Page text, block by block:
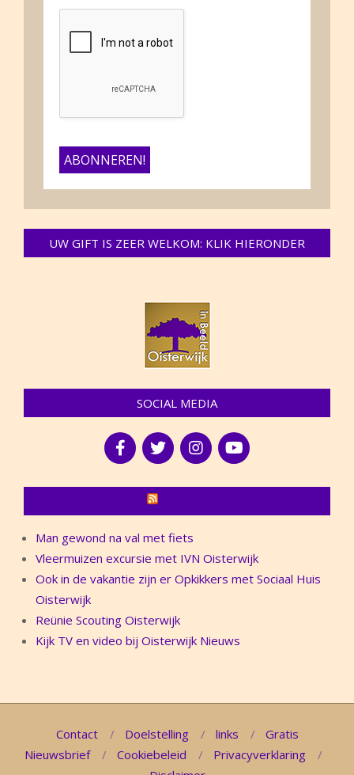
UW GIFT IS ZEER WELKOM: KLIK HIERONDER
SOCIAL MEDIA
Man gewond na val met fiets
Vleermuizen excursie met IVN Oisterwijk
Ook in de vakantie zijn er Opkikkers met Sociaal Huis
Oisterwijk
Reünie Scouting Oisterwijk
Kijk TV en video bij Oisterwijk Nieuws
Contact Doelstelling links
Gratis
Nieuwsbrief
Cookiebeleid
Privacyverklaring